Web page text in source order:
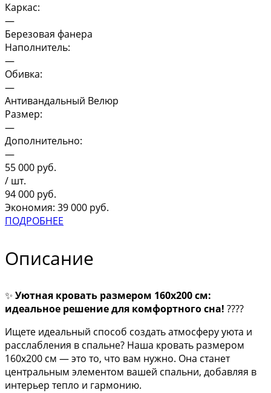
Каркас:
—
Березовая фанера
Наполнитель:
—
Обивка:
—
Антивандальный Велюр
Размер:
—
Дополнительно:
—
55 000 руб.
/ шт.
94 000 руб.
Экономия: 39 000 руб.
ПОДРОБНЕЕ
Описание
✨ Уютная кровать размером 160х200 см:
идеальное решение для комфортного сна! ????
Ищете идеальный способ создать атмосферу уюта и
расслабления в спальне? Наша кровать размером
160х200 см — это то, что вам нужно. Она станет
центральным элементом вашей спальни, добавляя в
интерьер тепло и гармонию.